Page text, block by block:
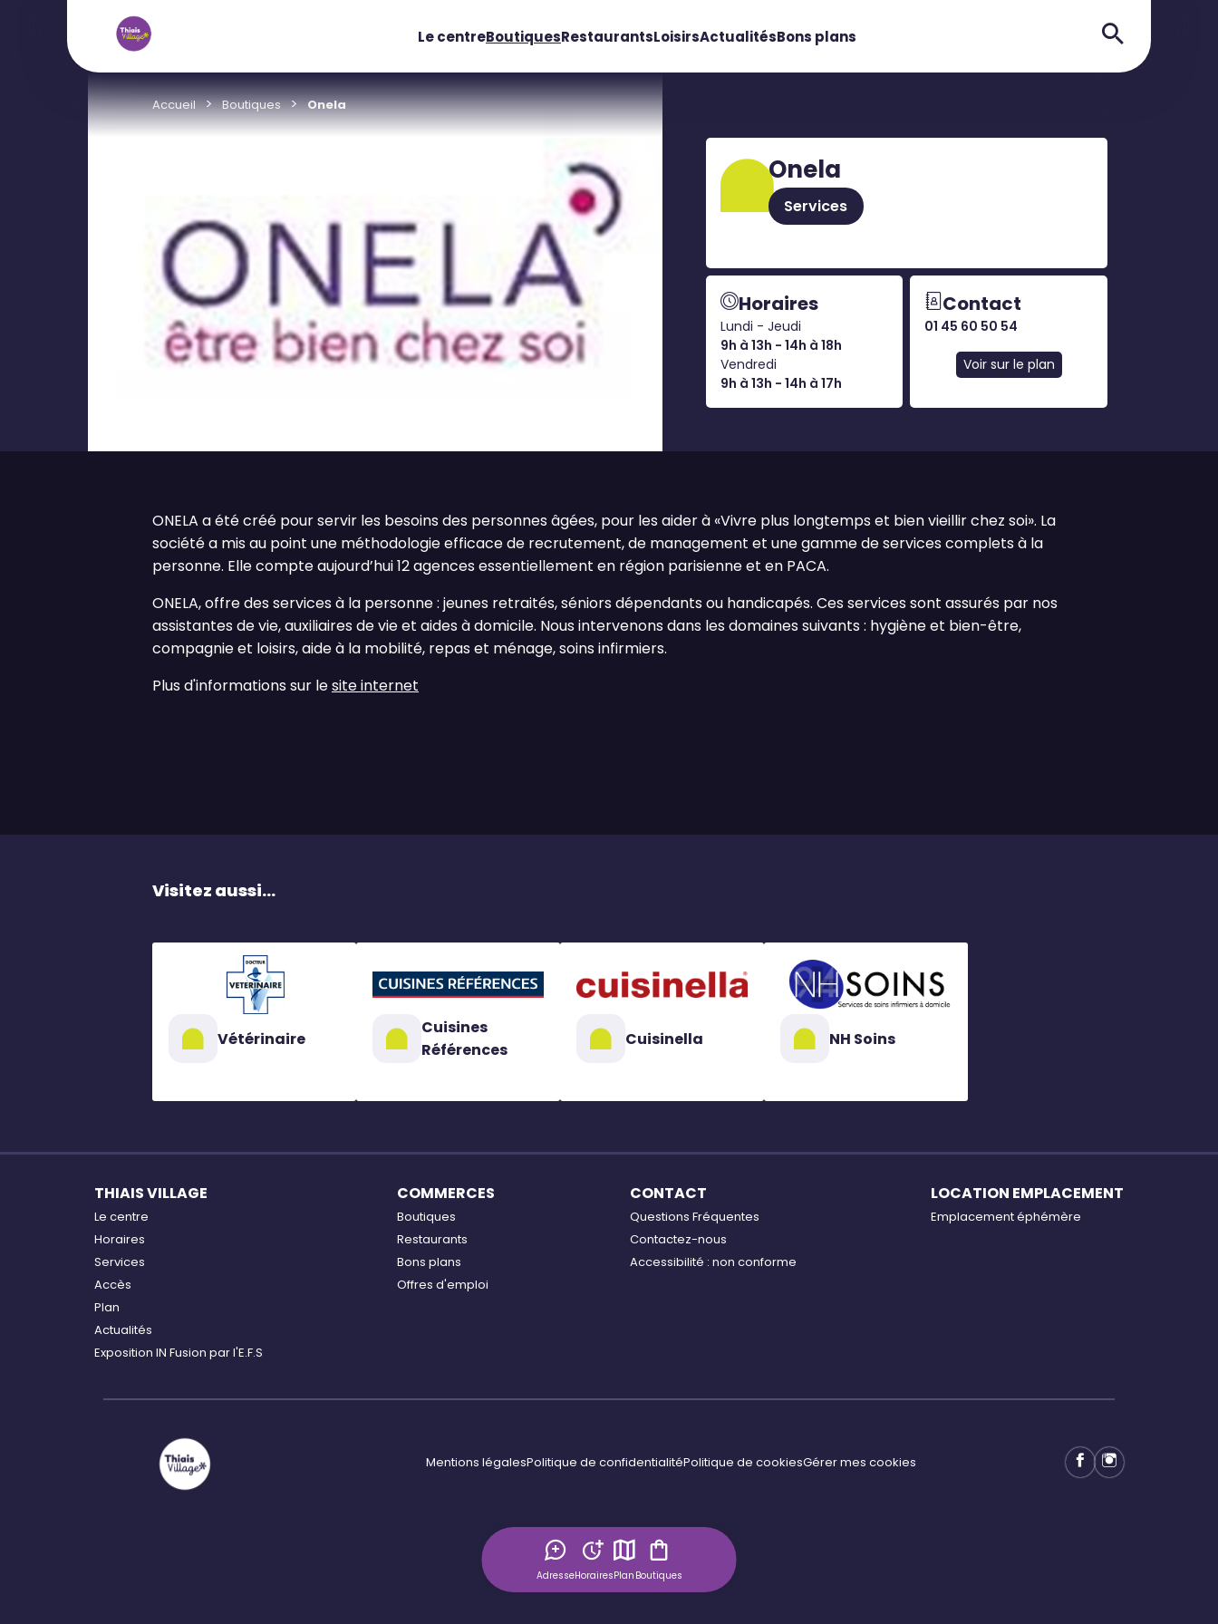
Le centreBoutiquesRestaurantsLoisirsActualitésBons plans
AdresseHorairesPlan Boutiques
Accueil Boutiques Onela
Onela
Services
Horaires
Lundi - Jeudi
9h à 13h - 14h à 18h
Vendredi
9h à 13h - 14h à 17h
Contact
01 45 60 50 54
Voir sur le plan
ONELA a été créé pour servir les besoins des personnes âgées, pour les aider à «Vivre plus longtemps et bien vieillir chez soi». La
société a mis au point une méthodologie efficace de recrutement, de management et une gamme de services complets à la
personne. Elle compte aujourd’hui 12 agences essentiellement en région parisienne et en PACA.
ONELA, offre des services à la personne : jeunes retraités, séniors dépendants ou handicapés. Ces services sont assurés par nos
assistantes de vie, auxiliaires de vie et aides à domicile. Nous intervenons dans les domaines suivants : hygiène et bien-être,
compagnie et loisirs, aide à la mobilité, repas et ménage, soins infirmiers.
Plus d'informations sur lesite internet
Visitez aussi...
Vétérinaire
Cuisines
Références
Cuisinella NH Soins
THIAIS VILLAGE
Le centre
Horaires
Services
Accès
Plan
Actualités
Exposition IN Fusion par l'E.F.S
COMMERCES
Boutiques
Restaurants
Bons plans
Offres d'emploi
CONTACT
Questions Fréquentes
Contactez-nous
Accessibilité : non conforme
LOCATION EMPLACEMENT
Emplacement éphémère
Mentions légalesPolitique de confidentialitéPolitique de cookiesGérer mes cookies